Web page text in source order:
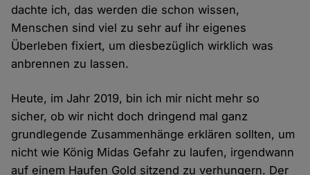
dachte ich, das werden die schon wissen,
Menschen sind viel zu sehr auf ihr eigenes
Überleben fixiert, um diesbezüglich wirklich was
anbrennen zu lassen.
Heute, im Jahr 2019, bin ich mir nicht mehr so
sicher, ob wir nicht doch dringend mal ganz
grundlegende Zusammenhänge erklären sollten, um
nicht wie König Midas Gefahr zu laufen, irgendwann
auf einem Haufen Gold sitzend zu verhungern. Der